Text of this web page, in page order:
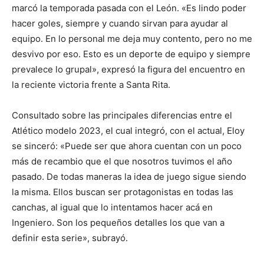
marcó la temporada pasada con el León. «Es lindo poder
hacer goles, siempre y cuando sirvan para ayudar al
equipo. En lo personal me deja muy contento, pero no me
desvivo por eso. Esto es un deporte de equipo y siempre
prevalece lo grupal», expresó la figura del encuentro en
la reciente victoria frente a Santa Rita.
Consultado sobre las principales diferencias entre el
Atlético modelo 2023, el cual integró, con el actual, Eloy
se sinceró: «Puede ser que ahora cuentan con un poco
más de recambio que el que nosotros tuvimos el año
pasado. De todas maneras la idea de juego sigue siendo
la misma. Ellos buscan ser protagonistas en todas las
canchas, al igual que lo intentamos hacer acá en
Ingeniero. Son los pequeños detalles los que van a
definir esta serie», subrayó.